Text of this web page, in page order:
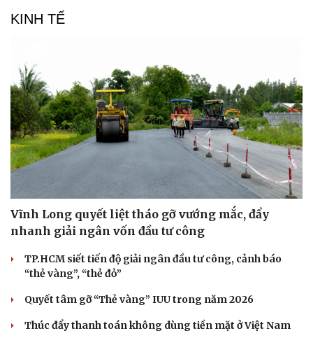
KINH TẾ
Vĩnh Long quyết liệt tháo gỡ vướng mắc, đẩy
nhanh giải ngân vốn đầu tư công
TP.HCM siết tiến độ giải ngân đầu tư công, cảnh báo
“thẻ vàng”, “thẻ đỏ”
Quyết tâm gỡ “Thẻ vàng” IUU trong năm 2026
Thúc đẩy thanh toán không dùng tiền mặt ở Việt Nam